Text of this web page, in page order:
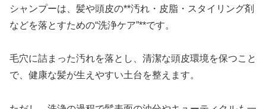
シャンプーは、髪や頭皮の**汚れ・皮脂・スタイリング剤
などを落とすための“洗浄ケア”**です。
毛穴に詰まった汚れを落とし、清潔な頭皮環境を保つこと
で、健康な髪が生えやすい土台を整えます。